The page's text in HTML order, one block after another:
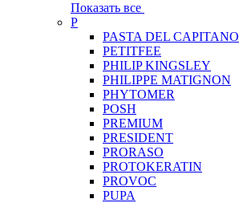
Показать все
P
PASTA DEL CAPITANO
PETITFEE
PHILIP KINGSLEY
PHILIPPE MATIGNON
PHYTOMER
POSH
PREMIUM
PRESIDENT
PRORASO
PROTOKERATIN
PROVOC
PUPA